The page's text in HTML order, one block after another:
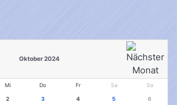
Oktober 2024
Mi Do Fr Sa So
2 3 4 5
6